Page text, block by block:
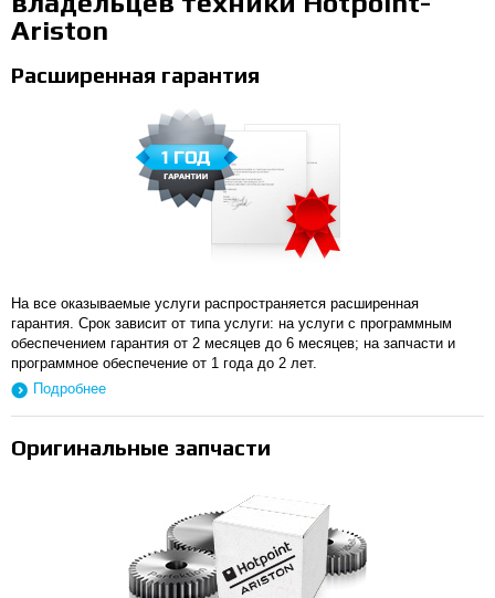
Ariston
Расширенная гарантия
На все оказываемые услуги распространяется расширенная
гарантия. Срок зависит от типа услуги: на услуги с программным
обеспечением гарантия от 2 месяцев до 6 месяцев; на запчасти и
программное обеспечение от 1 года до 2 лет.
Подробнее
Оригинальные запчасти